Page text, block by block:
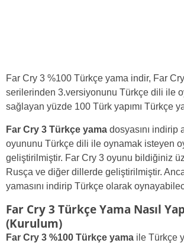
Far Cry 3 %100 Türkçe yama indir, Far
serilerinden 3.versiyonunu Türkçe dili ile
sağlayan yüzde 100 Türk yapımı Türkçe
Far Cry 3 Türkçe yama dosyasını indirip
oyununu Türkçe dili ile oynamak isteyen
geliştirilmiştir. Far Cry 3 oyunu bildiğiniz
Rusça ve diğer dillerde geliştirilmiştir.
yamasını indirip Türkçe olarak
Far Cry 3 Türkçe Yama Nasıl
(Kurulum)
Far Cry 3 %100 Türkçe yama ile Türkçe